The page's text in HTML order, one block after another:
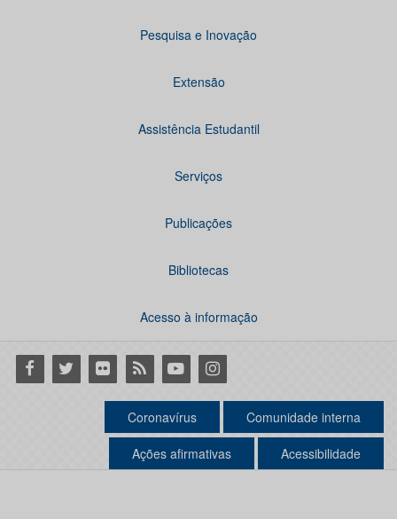
Pesquisa e Inovação
Extensão
Assistência Estudantil
Serviços
Publicações
Bibliotecas
Acesso à informação
Facebook
Twitter Flickr RSS YoutubeInstagram
Coronavírus Comunidade interna
Ações afirmativas Acessibilidade